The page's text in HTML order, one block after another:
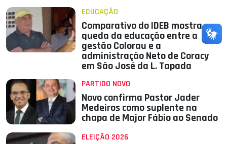
EDUCAÇÃO
Comparativo do IDEB mostra
queda da educação entre a
gestão Colorau e a
administração Neto de Coracy
em São José da L. Tapada
PARTIDO NOVO
Novo confirma Pastor Jader
Medeiros como suplente na
chapa de Major Fábio ao Senado
ELEIÇÃO 2026